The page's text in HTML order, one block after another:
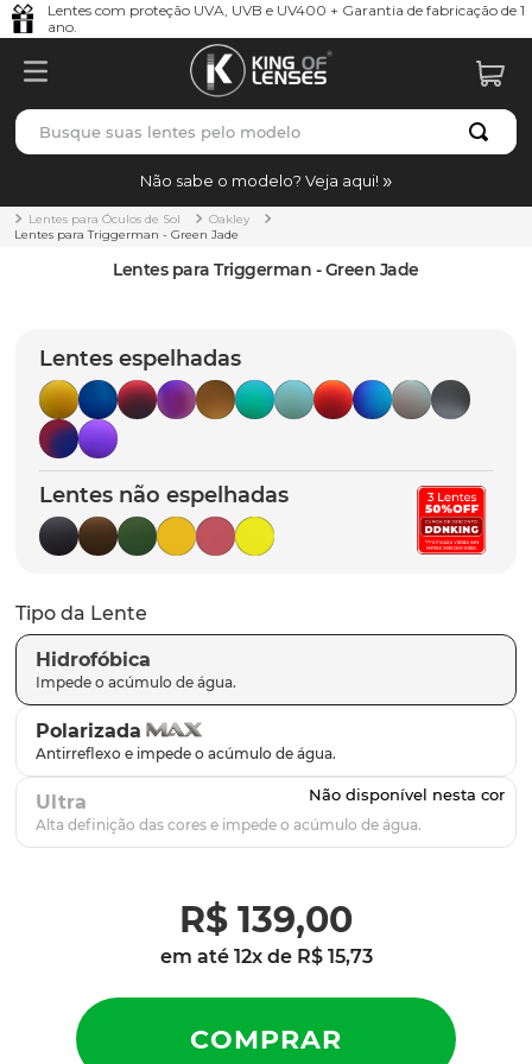
Lentes com proteção UVA, UVB e UV400 + Garantia de fabricação de 1
ano.
Busque suas lentes pelo modelo
Não sabe o modelo? Veja aqui!
Lentes para Óculos de Sol
Oakley
Lentes para Triggerman - Green Jade
Lentes para Triggerman - Green Jade
Lentes espelhadas
Lentes não espelhadas
Tipo da Lente
Hidrofóbica
Polarizada
Ultra
R$ 139,00
em até 12x de R$ 15,73
TERMOS MAIS BUSCADOS
1º borrachas
holbrook
5º chaves
6º t-shock
7º gasket
8º parafusos
9º latch